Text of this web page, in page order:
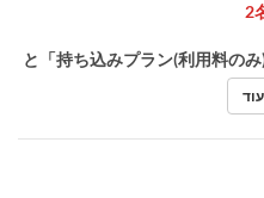
⚠️「手ぶらBBQプラン」と「持ち込みプラン(利用